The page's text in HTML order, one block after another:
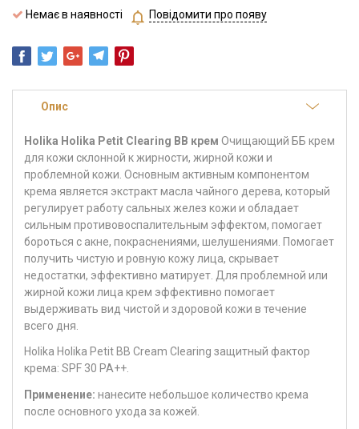
Немає в наявності Повідомити про появу
Опис
Holika Holika Petit Clearing BB крем Очищающий ББ крем
для кожи склонной к жирности, жирной кожи и
проблемной кожи. Основным активным компонентом
крема является экстракт масла чайного дерева, который
регулирует работу сальных желез кожи и обладает
сильным противовоспалительным эффектом, помогает
бороться с акне, покраснениями, шелушениями. Помогает
получить чистую и ровную кожу лица, скрывает
недостатки, эффективно матирует. Для проблемной или
жирной кожи лица крем эффективно помогает
выдерживать вид чистой и здоровой кожи в течение
всего дня.
Holika Holika Petit BB Cream Clearing защитный фактор
крема: SPF 30 PA++.
Применение: нанесите небольшое количество крема
после основного ухода за кожей.